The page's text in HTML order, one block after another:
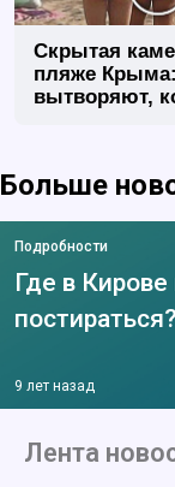
Скрытая
пляже
вытворяют,
Больше
Подробности
Где в
постираться?
9 лет назад
Лента